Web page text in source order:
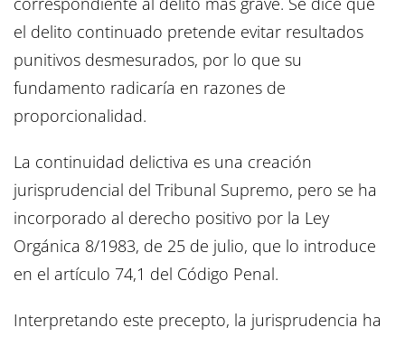
el delito continuado pretende evitar resultados
punitivos desmesurados, por lo que su
fundamento radicaría en razones de
proporcionalidad.
La continuidad delictiva es una creación
jurisprudencial del Tribunal Supremo, pero se ha
incorporado al derecho positivo por la Ley
Orgánica 8/1983, de 25 de julio, que lo introduce
en el artículo 74,1 del Código Penal.
Interpretando este precepto, la jurisprudencia ha